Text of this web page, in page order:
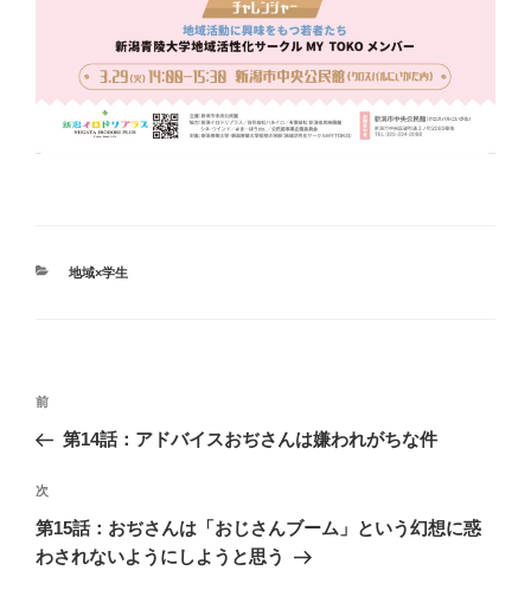
カ
地域×学生
投
ビ
ゲ
ー
過
去
投
稿
前
第14話：アドバイスおぢさんは嫌われがちな件
次
の
投
次
第15話：おぢさんは「おじさんブーム」という幻想に惑
わされないようにしようと思う